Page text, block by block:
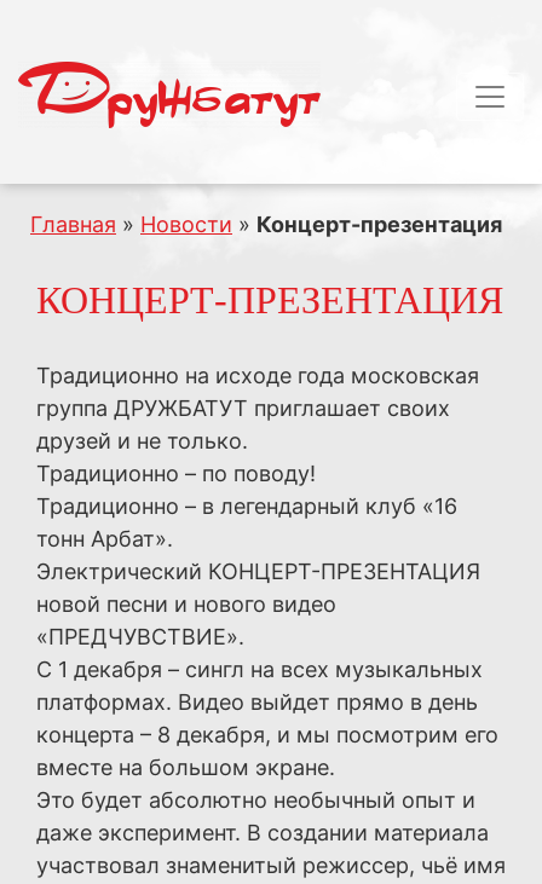
Главная » Новости » Концерт-презентация
КОНЦЕРТ-ПРЕЗЕНТАЦИЯ
Традиционно на исходе года московская
группа ДРУЖБАТУТ приглашает своих
друзей и не только.
Традиционно – по поводу!
Традиционно – в легендарный клуб «16
тонн Арбат».
Электрический КОНЦЕРТ-ПРЕЗЕНТАЦИЯ
новой песни и нового видео
«ПРЕДЧУВСТВИЕ».
С 1 декабря – сингл на всех музыкальных
платформах. Видео выйдет прямо в день
концерта – 8 декабря, и мы посмотрим его
вместе на большом экране.
Это будет абсолютно необычный опыт и
даже эксперимент. В создании материала
участвовал знаменитый режиссер, чьё имя